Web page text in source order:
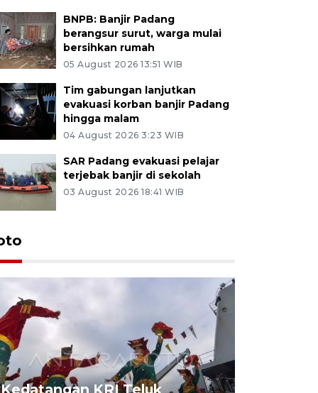
BNPB: Banjir Padang
berangsur surut, warga mulai
bersihkan rumah
05 August 2026 13:51 WIB
Tim gabungan lanjutkan
evakuasi korban banjir Padang
hingga malam
04 August 2026 3:23 WIB
SAR Padang evakuasi pelajar
terjebak banjir di sekolah
03 August 2026 18:41 WIB